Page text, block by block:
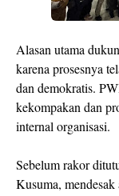
Alasan utama
karena prosesnya
dan demokratis.
kekompakan dan
internal organisasi.
Sebelum rakor
Kusuma, mendesak